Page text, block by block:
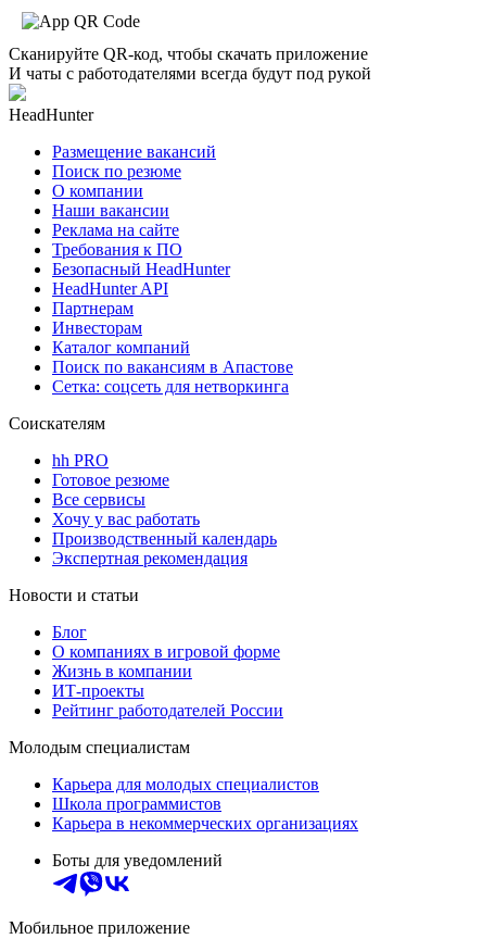
Сканируйте QR-код, чтобы скачать приложение
И чаты с работодателями всегда будут под рукой
HeadHunter
Размещение вакансий
Поиск по резюме
О компании
Наши вакансии
Реклама на сайте
Требования к ПО
Безопасный HeadHunter
HeadHunter API
Партнерам
Инвесторам
Каталог компаний
Поиск по вакансиям в Апастове
Сетка: соцсеть для нетворкинга
Соискателям
hh PRO
Готовое резюме
Все сервисы
Хочу у вас работать
Производственный календарь
Экспертная рекомендация
Новости и статьи
Блог
О компаниях в игровой форме
Жизнь в компании
ИТ-проекты
Рейтинг работодателей России
Молодым специалистам
Карьера для молодых специалистов
Школа программистов
Карьера в некоммерческих организациях
Боты для уведомлений
Мобильное приложение